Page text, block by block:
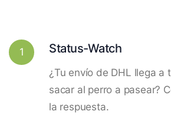
1 Status-Watch
¿Tu envío de DHL llega a
sacar al perro a pasear?
la respuesta.